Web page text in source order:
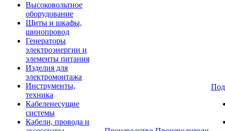
Высоковольтное
оборудование
Щиты и шкафы,
шинопровод
Генераторы
электроэнергии и
элементы питания
Изделия для
электромонтажа
Инструменты,
техника
Кабеленесущие
системы
Кабели, провода и